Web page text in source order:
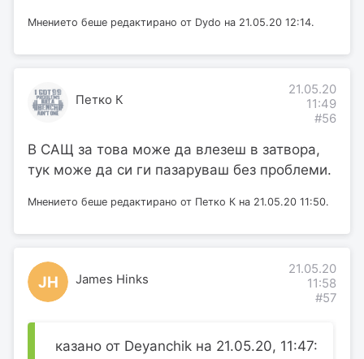
Мнението беше редактирано от Dydo на 21.05.20 12:14.
Петко К
21.05.20
11:49
#56
В САЩ за това може да влезеш в затвора,
тук може да си ги пазаруваш без проблеми.
Мнението беше редактирано от Петко К на 21.05.20 11:50.
JH James Hinks
21.05.20
11:58
#57
казано от Deyanchik на 21.05.20, 11:47: